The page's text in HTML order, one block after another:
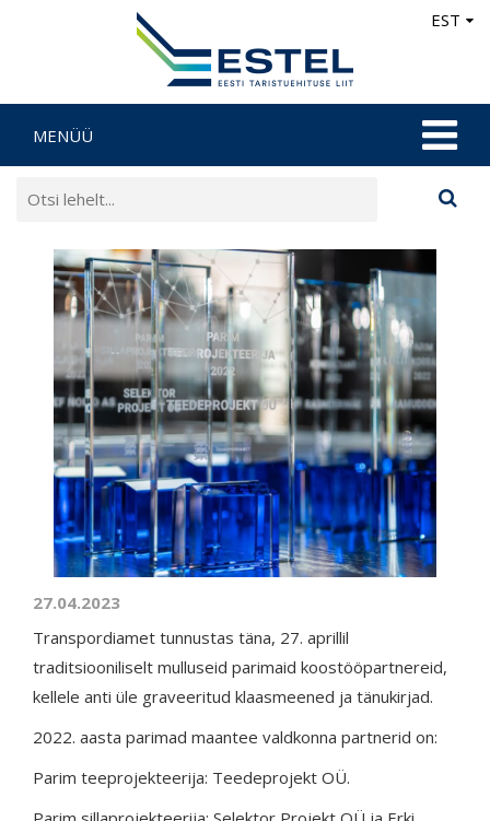
EST
MENÜÜ
27.04.2023
Transpordiamet tunnustas täna, 27. aprillil
traditsiooniliselt mulluseid parimaid koostööpartnereid,
kellele anti üle graveeritud klaasmeened ja tänukirjad.
2022. aasta parimad maantee valdkonna partnerid on:
Parim teeprojekteerija: Teedeprojekt OÜ.